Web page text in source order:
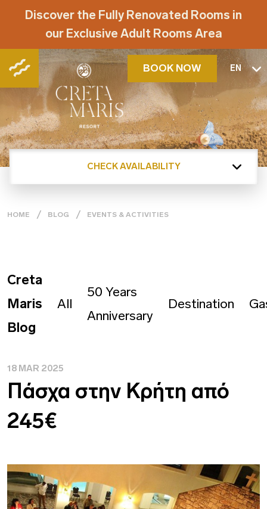
Discover the Fully Renovated Rooms in
our Exclusive Adult Rooms Area
BOOK NOW EN
CHECK AVAILABILITY
HOME BLOG EVENTS & ACTIVITIES
Creta
Maris
Blog
All
50 Years
Anniversary
Destination
18 MAR 2025
Πάσχα στην Κρήτη από
245€